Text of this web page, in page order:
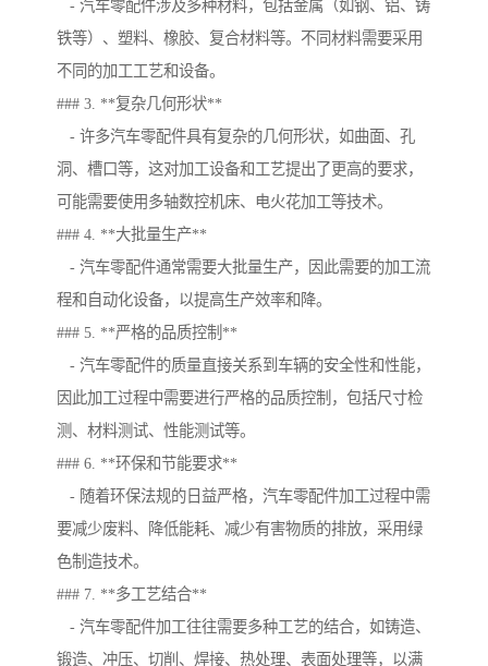
- 汽车零配件涉及多种材料，包括金属（如钢、铝、铸
铁等）、塑料、橡胶、复合材料等。不同材料需要采用
不同的加工工艺和设备。
### 3. **复杂几何形状**
- 许多汽车零配件具有复杂的几何形状，如曲面、孔
洞、槽口等，这对加工设备和工艺提出了更高的要求，
可能需要使用多轴数控机床、电火花加工等技术。
### 4. **大批量生产**
- 汽车零配件通常需要大批量生产，因此需要的加工流
程和自动化设备，以提高生产效率和降。
### 5. **严格的品质控制**
- 汽车零配件的质量直接关系到车辆的安全性和性能，
因此加工过程中需要进行严格的品质控制，包括尺寸检
测、材料测试、性能测试等。
### 6. **环保和节能要求**
- 随着环保法规的日益严格，汽车零配件加工过程中需
要减少废料、降低能耗、减少有害物质的排放，采用绿
色制造技术。
### 7. **多工艺结合**
- 汽车零配件加工往往需要多种工艺的结合，如铸造、
锻造、冲压、切削、焊接、热处理、表面处理等，以满